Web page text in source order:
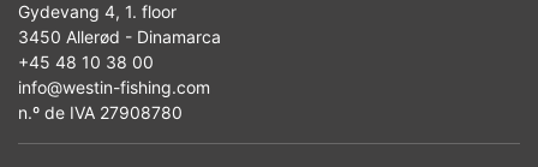
Gydevang 4, 1. floor
3450 Allerød - Dinamarca
+45 48 10 38 00
info@westin-fishing.com
n.º de IVA 27908780